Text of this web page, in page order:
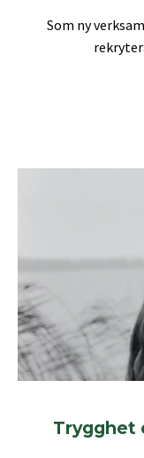
Som ny
Trygghet